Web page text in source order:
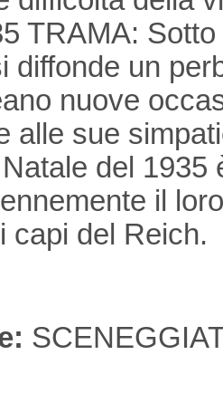
TRAMA:
diffonde un
nuove
alle sue
del
il
capi del Reich.